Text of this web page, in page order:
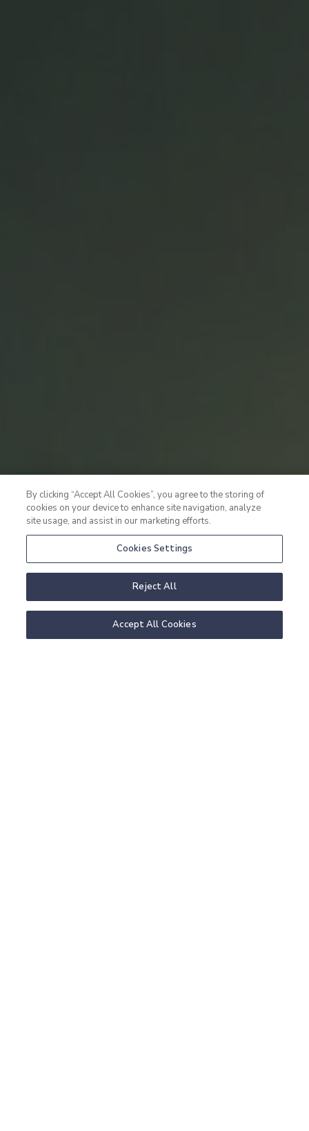
By clicking “Accept All Cookies”, you agree to the storing of
cookies on your device to enhance site navigation, analyze
site usage, and assist in our marketing efforts.
Cookies Settings
Reject All
Accept All Cookies